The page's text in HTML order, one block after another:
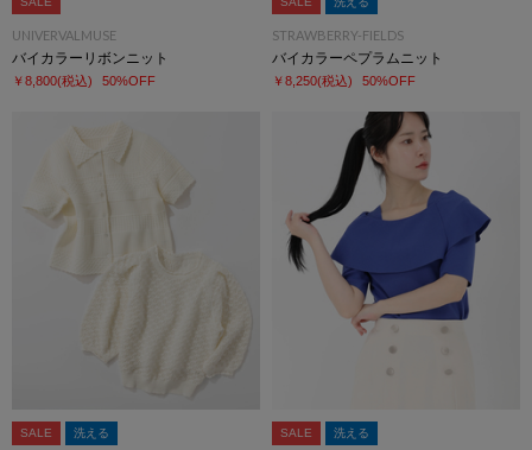
UNIVERVALMUSE
バイカラーリボンニット
￥8,800(税込) 50%OFF
STRAWBERRY-FIELDS
バイカラーペプラムニット
￥8,250(税込) 50%OFF
SALE 洗える SALE 洗える